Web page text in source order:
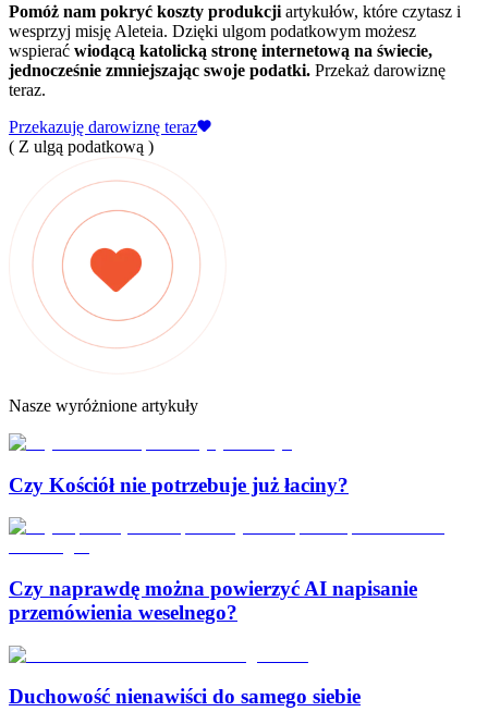
Pomóż nam pokryć koszty produkcji artykułów, które czytasz i
wesprzyj misję Aleteia. Dzięki ulgom podatkowym możesz
wspierać wiodącą katolicką stronę internetową na świecie,
jednocześnie zmniejszając swoje podatki. Przekaż darowiznę
teraz.
Przekazuję darowiznę teraz
( Z ulgą podatkową )
Nasze wyróżnione artykuły
Czy Kościół nie potrzebuje już łaciny?
Czy naprawdę można powierzyć AI napisanie
przemówienia weselnego?
Duchowość nienawiści do samego siebie